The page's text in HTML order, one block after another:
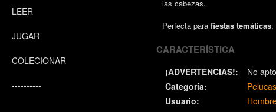
LEER
JUGAR
COLECIONAR
----------
las cabezas.
Perfecta para fiestas temáticas,
CARACTERÍSTICA
¡ADVERTENCIAS!: No
Categoría:
Usuario: